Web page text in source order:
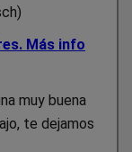
Más info
muy buena
te dejamos